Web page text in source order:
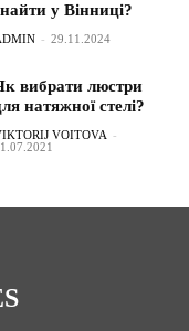
у Вінниці?
- 29.11.2024
вибрати люстри
натяжної стелі?
VOITOVA -